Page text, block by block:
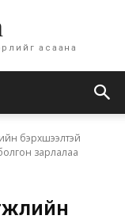
асаана
бэрхшээлтэй
зарлалаа